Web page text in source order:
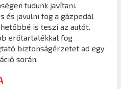
tudunk javítani.
és javulni fog a gázpedál
is teszi az autót.
erőtartalékkal fog
biztonságérzetet ad egy
során.